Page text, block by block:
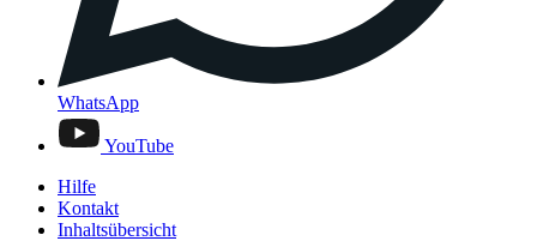
WhatsApp
YouTube
Hilfe
Kontakt
Inhaltsübersicht